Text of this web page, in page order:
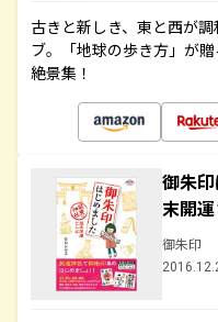
古きと新しき、東と西が
ブ。「地球の歩き方」が
絶景集！
御朱
末開
御朱印